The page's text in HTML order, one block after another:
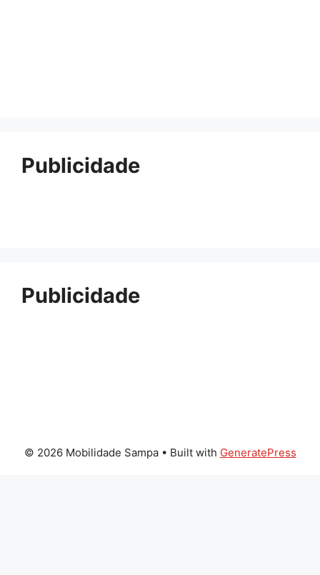
Publicidade
Publicidade
© 2026 Mobilidade Sampa• Built with GeneratePress